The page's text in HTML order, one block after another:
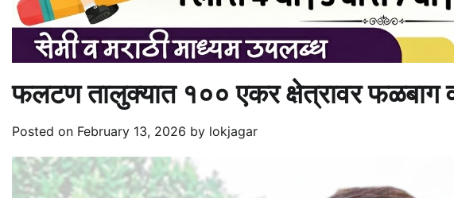
फलटण तालुक्यात १०० एकर क्षेत्रावर फळबाग
Posted on February 13, 2026 by lokjagar